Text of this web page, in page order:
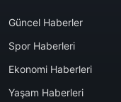
Güncel Haberler
Spor Haberleri
Ekonomi Haberleri
Yaşam Haberleri